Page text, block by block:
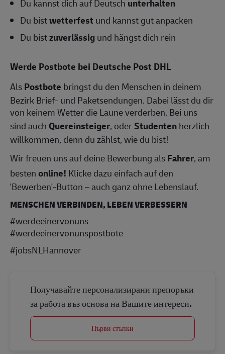
Du kannst dich auf Deutsch unterhalten
Du bistwetterfest und kannst gut anpacken
Du bistzuverlässigund hängst dich rein
Werde Postbote bei Deutsche Post DHL
AlsPostbote bringst du den Menschen in deinem
Bezirk Brief- und Paketsendungen. Dabei lässt du dir
von keinem Wetter die Laune verderben. Bei uns
sind auch Quereinsteiger, oderStudentenherzlich
willkommen, denn du zählst, wie du bist!
Wir freuen uns auf deine Bewerbung alsFahrer, am
bestenonline! Klicke dazu einfach auf den
'Bewerben'-Button – auch ganz ohne Lebenslauf.
MENSCHEN VERBINDEN, LEBEN VERBESSERN
#werdeeinervonuns
#werdeeinervonunspostbote
#jobsNLHannover
Получавайте персонализирани препоръки
за работа въз основа на Вашите интереси.
Първи стъпки